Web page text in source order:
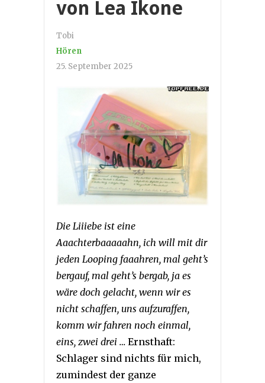
von Lea Ikone
Tobi
Hören
25. September 2025
Die Liiiebe ist eine
Aaachterbaaaaahn, ich will mit dir
jeden Looping faaahren, mal geht’s
bergauf, mal geht’s bergab, ja es
wäre doch gelacht, wenn wir es
nicht schaffen, uns aufzuraffen,
komm wir fahren noch einmal,
eins, zwei drei … Ernsthaft:
Schlager sind nichts für mich,
zumindest der ganze